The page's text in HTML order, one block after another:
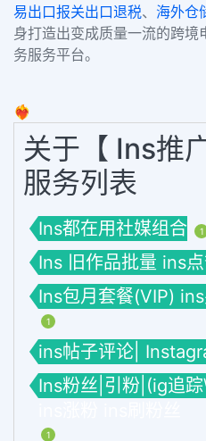
易出口报关出口退税、 海外仓
身打造出变成质量一流的跨
务服务平台。
❤️‍🔥
关于【 Ins推
服务列表
Ins都在用社媒组合 1
Ins 旧作品批量 ins
Ins包月套餐(VIP)
1
ins帖子评论|
Ins粉丝|引粉|(ig追
1